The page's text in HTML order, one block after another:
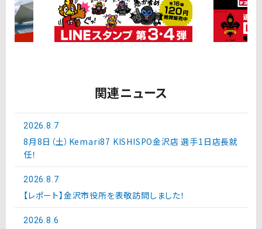
関連ニュース
2026.8.7
8月8日（土）Kemari87 KISHISPO金沢店 選手1日店長就
任！
2026.8.7
【レポート】金沢市役所を表敬訪問しました！
2026.8.6